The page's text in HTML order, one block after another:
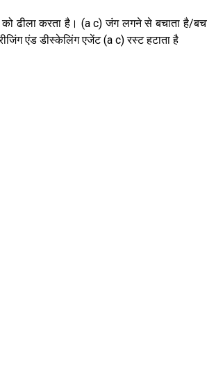
ढीला करता है। (a c) जंग लगने से बचाता है/
एंड डीस्केलिंग एजेंट (a c) रस्ट हटाता है